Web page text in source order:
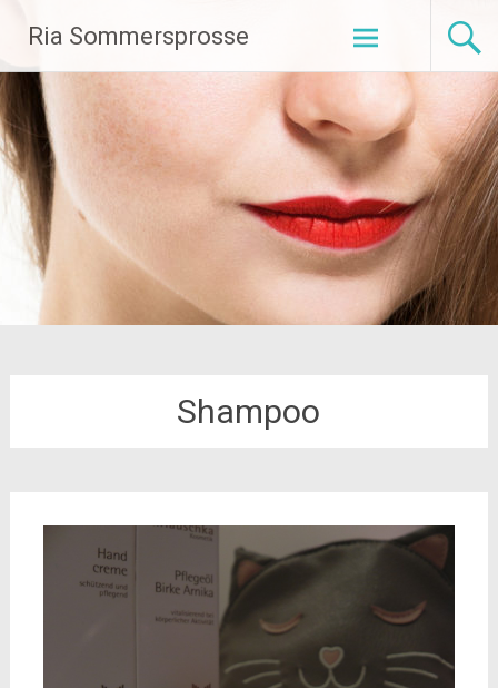
Inhalt
springen
Ria Sommersprosse
Shampoo